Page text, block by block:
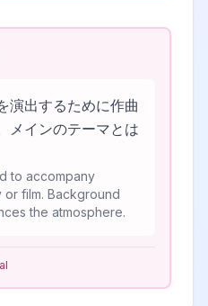
演出するために作曲
メインのテーマとは
to accompany
or film. Background
the atmosphere.